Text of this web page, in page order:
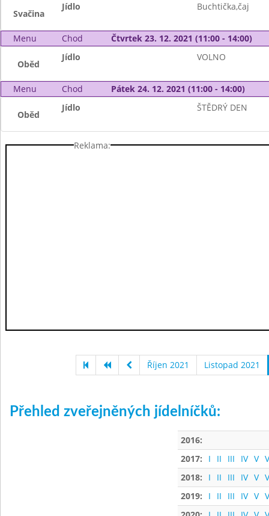
Svačina
Jídlo Buchtička,čaj
Menu Chod Čtvrtek 23. 12. 2021 (11:00 - 14:00)
Oběd
Jídlo VOLNO
Menu Chod Pátek 24. 12. 2021 (11:00 - 14:00)
Oběd
Jídlo ŠTĚDRÝ DEN
Reklama:
Říjen 2021 Listopad 2021
Přehled zveřejněných jídelníčků:
2016:
2017:
I II III IV V
2018:
I II III IV V
2019:
I II III IV V